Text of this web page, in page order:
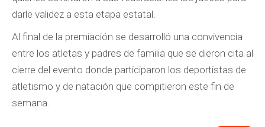
darle validez a esta etapa estatal.
Al final de la premiación se desarrolló una convivencia
entre los atletas y padres de familia que se dieron cita al
cierre del evento donde participaron los deportistas de
atletismo y de natación que compitieron este fin de
semana.